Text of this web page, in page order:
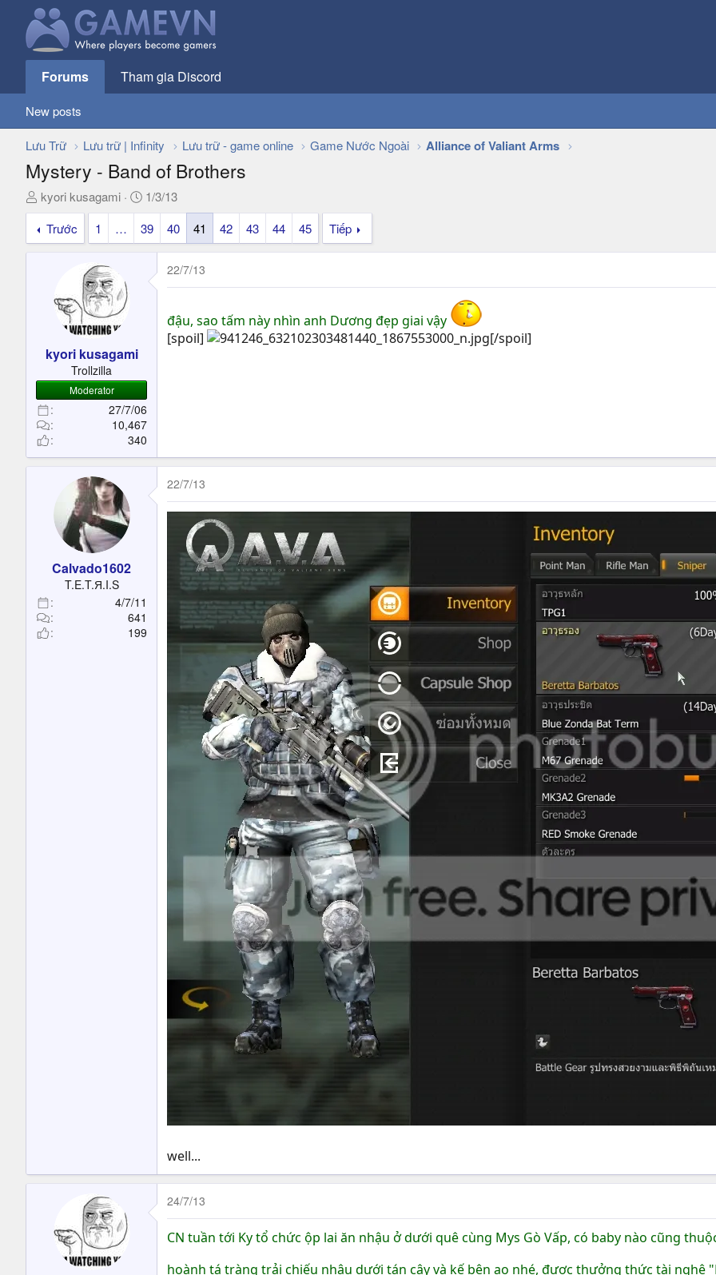
Forums Tham gia Discord
New posts
Lưu Trữ Lưu trữ | Infinity Lưu trữ - game online Game Nước Ngoài Alliance of Valiant Arms
Mystery - Band of Brothers
T
h
e
e
r
kyori kusagami
N
g
à
y
ử
1/3/13
Trước
1 … 39 40 41 42 43 44 45 Tiếp
kyori kusagami
Trollzilla
Moderator
27/7/06
10,467
340
22/7/13
đậu, sao tấm này nhìn anh Dương đẹp giai vậy
[spoil]
[/spoil]
Calvado1602
T.E.T.Я.I.S
4/7/11
641
199
22/7/13
well...
24/7/13
CN tuần tới Ky tổ chức ộp lai ăn nhậu ở dưới quê cùng Mys Gò Vấp, có baby nào cũng
hoành tá tràng trải chiếu nhậu dưới tán cây và kế bên ao nhé, được thưởng thức tài nghệ